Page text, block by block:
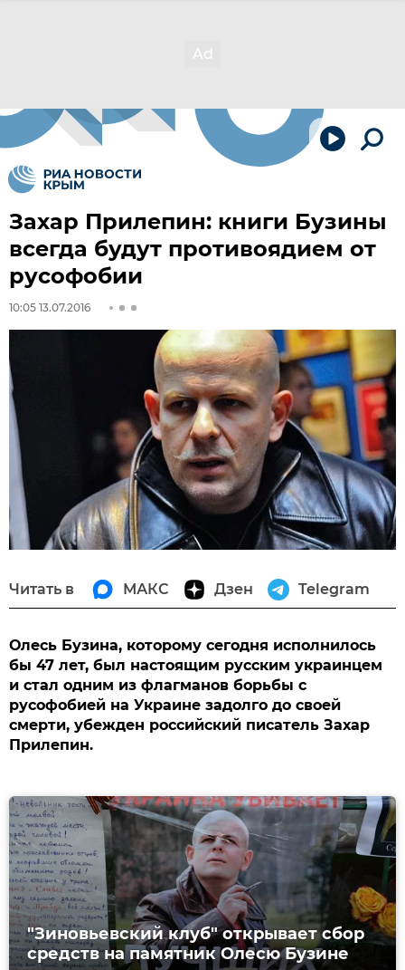
Захар Прилепин: книги Бузины
всегда будут противоядием от
русофобии
10:05 13.07.2016
Читать в МАКС Дзен Telegram
Олесь Бузина, которому сегодня исполнилось
бы 47 лет, был настоящим русским украинцем
и стал одним из флагманов борьбы с
русофобией на Украине задолго до своей
смерти, убежден российский писатель Захар
Прилепин.
"Зиновьевский клуб" открывает сбор
средств на памятник Олесю Бузине